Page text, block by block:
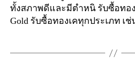
ทั้งสภาพดีและมีตำหนิ รับซื้อทอง
Gold รับซื้อทองเคทุกประเภท เ